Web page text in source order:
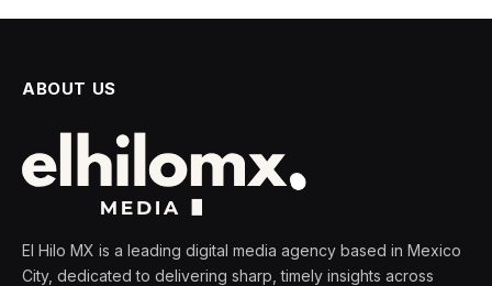
ABOUT US
El Hilo MX is a leading digital media agency based in Mexico
City, dedicated to delivering sharp, timely insights across